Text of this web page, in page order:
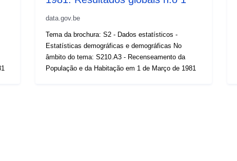
data.gov.be
Tema da brochura: S2 - Dados estatísticos -
Estatísticas demográficas e demográficas No
âmbito do tema: S210.A3 - Recenseamento da
População e da Habitação em 1 de Março de 1981